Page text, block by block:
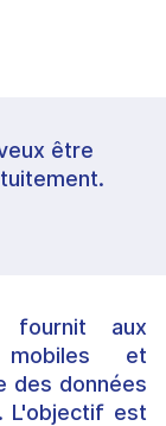
être
fournit aux
et
des données
L'objectif est